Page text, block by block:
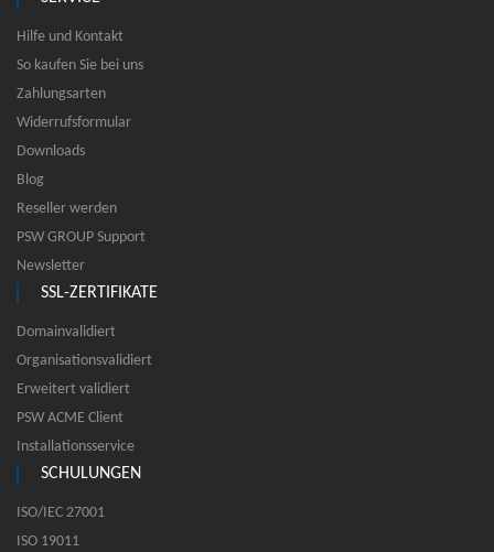
Hilfe und Kontakt
So kaufen Sie bei uns
Zahlungsarten
Widerrufsformular
Downloads
Blog
Reseller werden
PSW GROUP Support
Newsletter
SSL-ZERTIFIKATE
Domainvalidiert
Organisationsvalidiert
Erweitert validiert
PSW ACME Client
Installationsservice
SCHULUNGEN
ISO/IEC 27001
ISO 19011